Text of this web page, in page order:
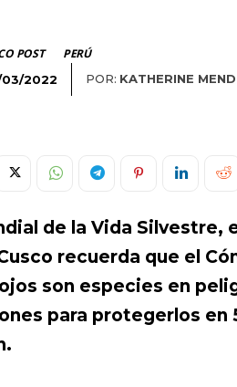
POST PERÚ
2022 POR: KATHERINE
de la Vida Silvestre,
recuerda que el
son especies en
para protegerlos en